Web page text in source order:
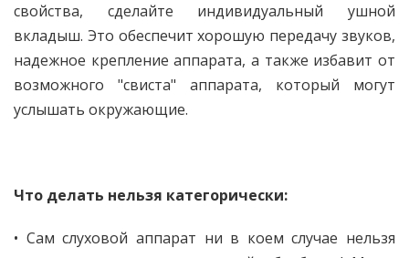
свойства, сделайте индивидуальный ушной
вкладыш. Это обеспечит хорошую передачу звуков,
надежное крепление аппарата, а также избавит от
возможного "свиста" аппарата, который могут
услышать окружающие.
Что делать нельзя категорически:
• Сам слуховой аппарат ни в коем случае нельзя